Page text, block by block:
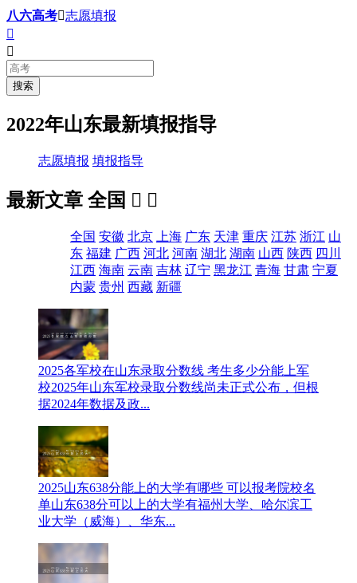
八六高考志愿填报


2022年山东最新填报指导
志愿填报 填报指导
最新文章 全国  
全国 安徽 北京 上海 广东 天津 重庆 江苏 浙江 山
东 福建 广西 河北 河南 湖北 湖南 山西 陕西 四川
江西 海南 云南 吉林 辽宁 黑龙江 青海 甘肃 宁夏
内蒙 贵州 西藏 新疆
2025各军校在山东录取分数线 考生多少分能上军
校2025年山东军校录取分数线尚未正式公布‌，但根
据2024年数据及政...
2025山东638分能上的大学有哪些 可以报考院校名
单山东638分可以上的大学有福州大学、哈尔滨工
业大学（威海）、华东...